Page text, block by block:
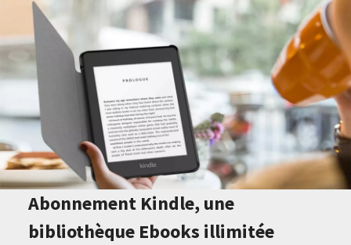
Abonnement Kindle, une
bibliothèque Ebooks illimitée